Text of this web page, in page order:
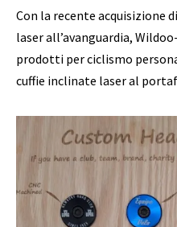
Con la recente acquisizione
laser all’avanguardia,
prodotti per ciclismo
cuffie inclinate laser al